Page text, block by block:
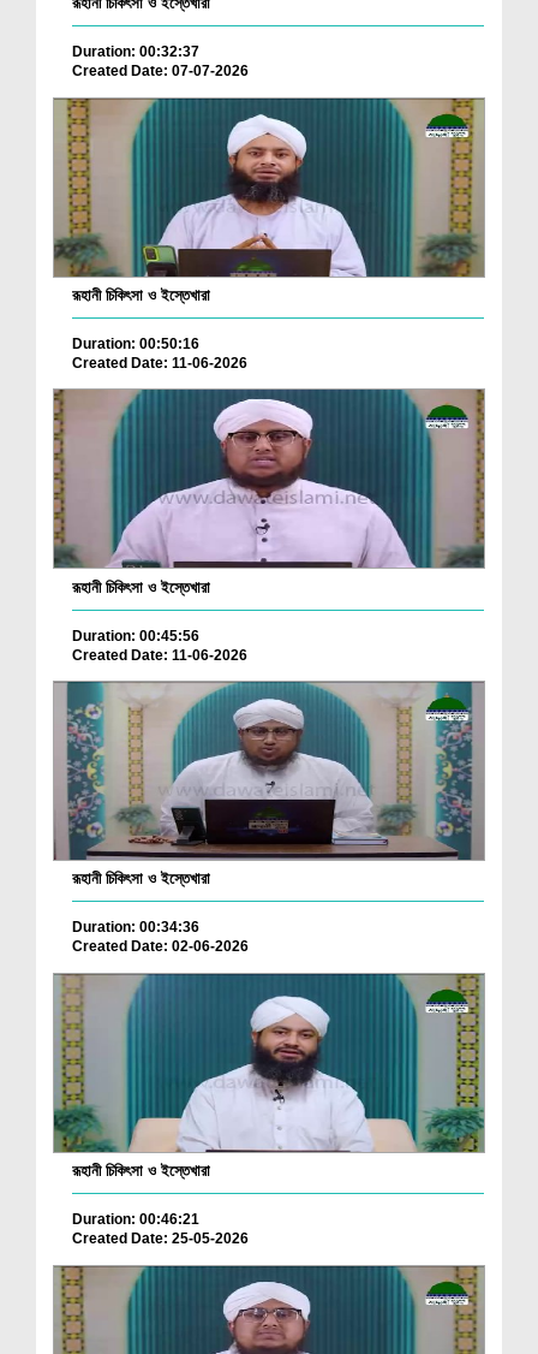
Duration: 00:32:37
Created Date: 07-07-2026
রূহানী চিকিৎসা ও ইস্তেখারা
Duration: 00:50:16
Created Date: 11-06-2026
রূহানী চিকিৎসা ও ইস্তেখারা
Duration: 00:45:56
Created Date: 11-06-2026
রূহানী চিকিৎসা ও ইস্তেখারা
Duration: 00:34:36
Created Date: 02-06-2026
রূহানী চিকিৎসা ও ইস্তেখারা
Duration: 00:46:21
Created Date: 25-05-2026